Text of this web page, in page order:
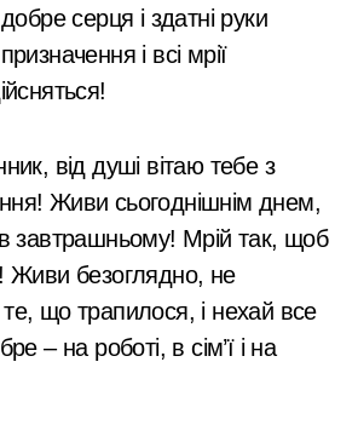
серця і здатні руки
і всі мрії
Живи сьогоднішнім днем,
завтрашньому! Мрій так, щоб
Живи безоглядно, не
що трапилося, і нехай все
– на роботі, в сім’ї і на